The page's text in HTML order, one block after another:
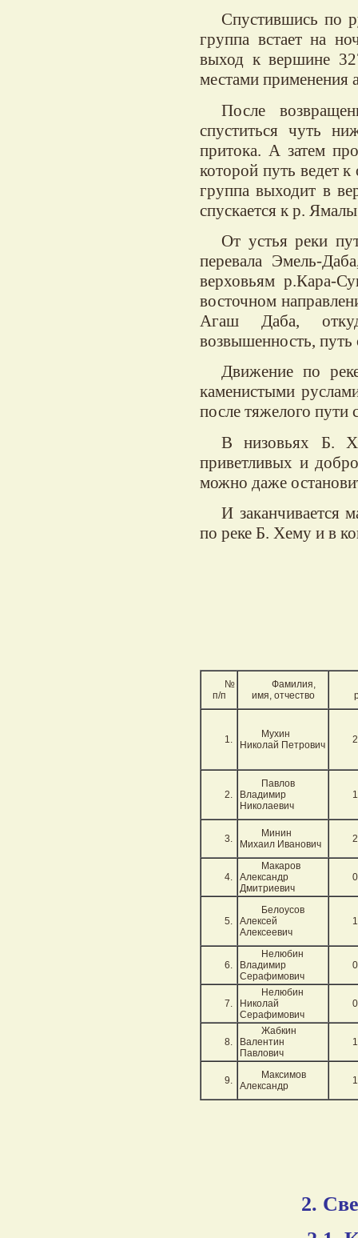
Спустившись по
группа встает на
выход к вершине
местами применения
После
спуститься чуть
притока. А затем
которой путь ведет
группа выходит в
спускается к р.
От устья реки
перевала Эмель-
верховьям р.Кара-
восточном
Агаш Даба,
возвышенность, путь
Движение по
каменистыми
после тяжелого пути
В низовьях Б.
приветливых и
можно даже
И заканчивается
по реке Б. Хему и в
№
п/п
Фамилия,
имя, отчество
1.
Мухин
Николай Петрович
2.
Павлов
Владимир
Николаевич
3.
Минин
Михаил Иванович
4.
Макаров
Александр
Дмитриевич
5.
Белоусов
Алексей
Алексеевич
6.
Нелюбин
Владимир
Серафимович
7.
Нелюбин
Николай
Серафимович
8.
Жабкин
Валентин
Павлович
9.
Максимов
Александр
2.